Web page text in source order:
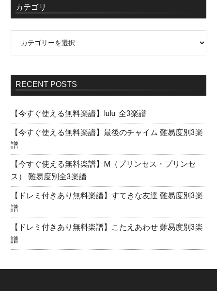
カテゴリ
RECENT POSTS
【今すぐ使える無料楽譜】lulu. 全3楽譜
【今すぐ使える無料楽譜】最後のチャイム 難易度別3楽
譜
【今すぐ使える無料楽譜】M（プリンセス・プリンセ
ス） 難易度別全3楽譜
【ドレミ付きあり無料楽譜】すてきな友達 難易度別3楽
譜
【ドレミ付きあり無料楽譜】こたえあわせ 難易度別3楽
譜